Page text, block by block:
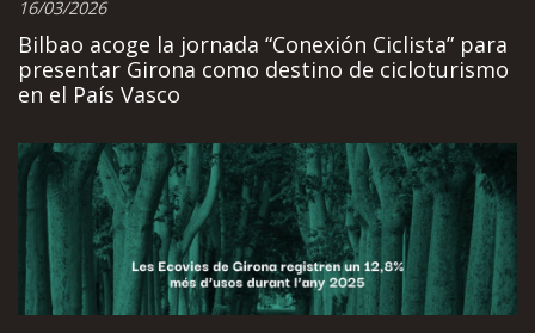
16/03/2026
Bilbao acoge la jornada “Conexión Ciclista” para
presentar Girona como destino de cicloturismo
en el País Vasco